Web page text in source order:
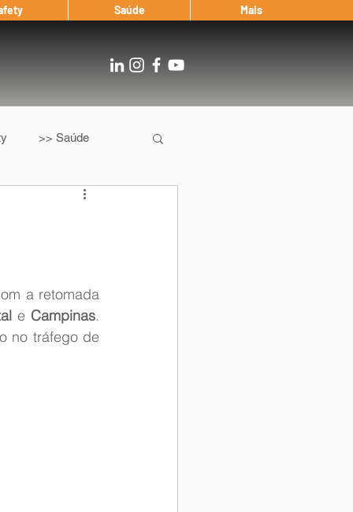
Saúde Mais
>> Saúde
After Landing
a retomada
e Campinas.
no tráfego de